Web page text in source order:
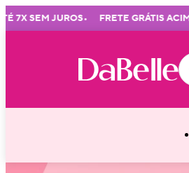
JUROS• FRETE GRÁTIS ACIMA DE R$